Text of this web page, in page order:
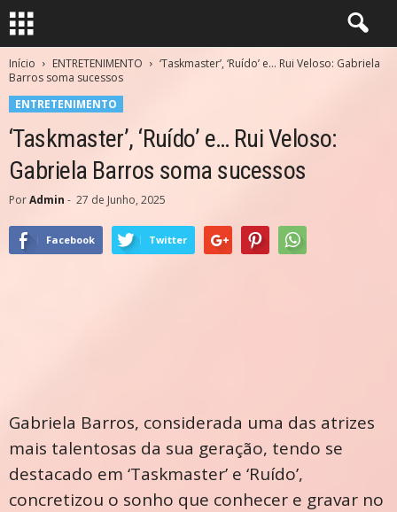
Início ENTRETENIMENTO
‘Taskmaster’, ‘Ruído’ e… Rui Veloso: Gabriela
Barros soma sucessos
ENTRETENIMENTO
‘Taskmaster’, ‘Ruído’ e… Rui Veloso:
Gabriela Barros soma sucessos
PorAdmin - 27 de Junho, 2025
Facebook Twitter
Gabriela Barros, considerada uma das atrizes
mais talentosas da sua geração, tendo se
destacado em ‘Taskmaster’ e ‘Ruído’,
concretizou o sonho que conhecer e gravar no